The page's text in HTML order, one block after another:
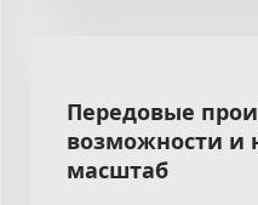
Передовые
возможности и
масштаб